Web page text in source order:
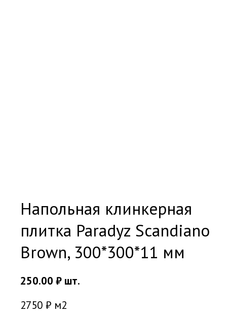
Напольная клинкерная
плитка Paradyz Scandiano
Brown, 300*300*11 мм
250.00₽ шт.
2750 ₽ м2